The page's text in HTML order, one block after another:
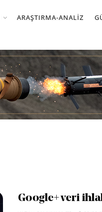
ARAŞTIRMA-ANALIZ
Google+ veri